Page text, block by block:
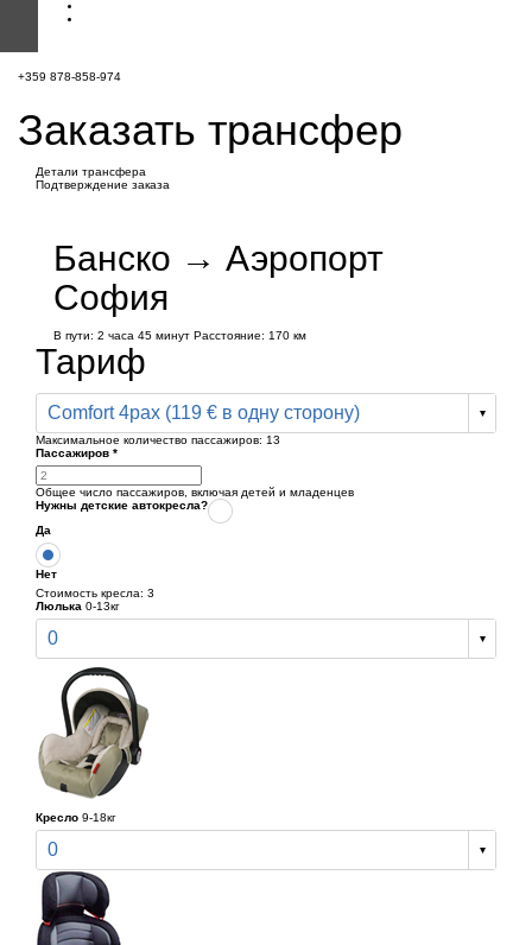
+359 878-858-974
Заказать трансфер
Детали трансфера
Подтверждение заказа
Банско → Аэропорт
София
В пути: 2 часа 45 минут Расстояние: 170 км
Тариф
Comfort 4pax (119 € в одну сторону)
Максимальное количество пассажиров: 13
Пассажиров *
Общее число пассажиров, включая детей и младенцев
Нужны детские автокресла?
Да
Нет
Стоимость кресла: 3
Люлька 0-13кг
0
Кресло 9-18кг
0